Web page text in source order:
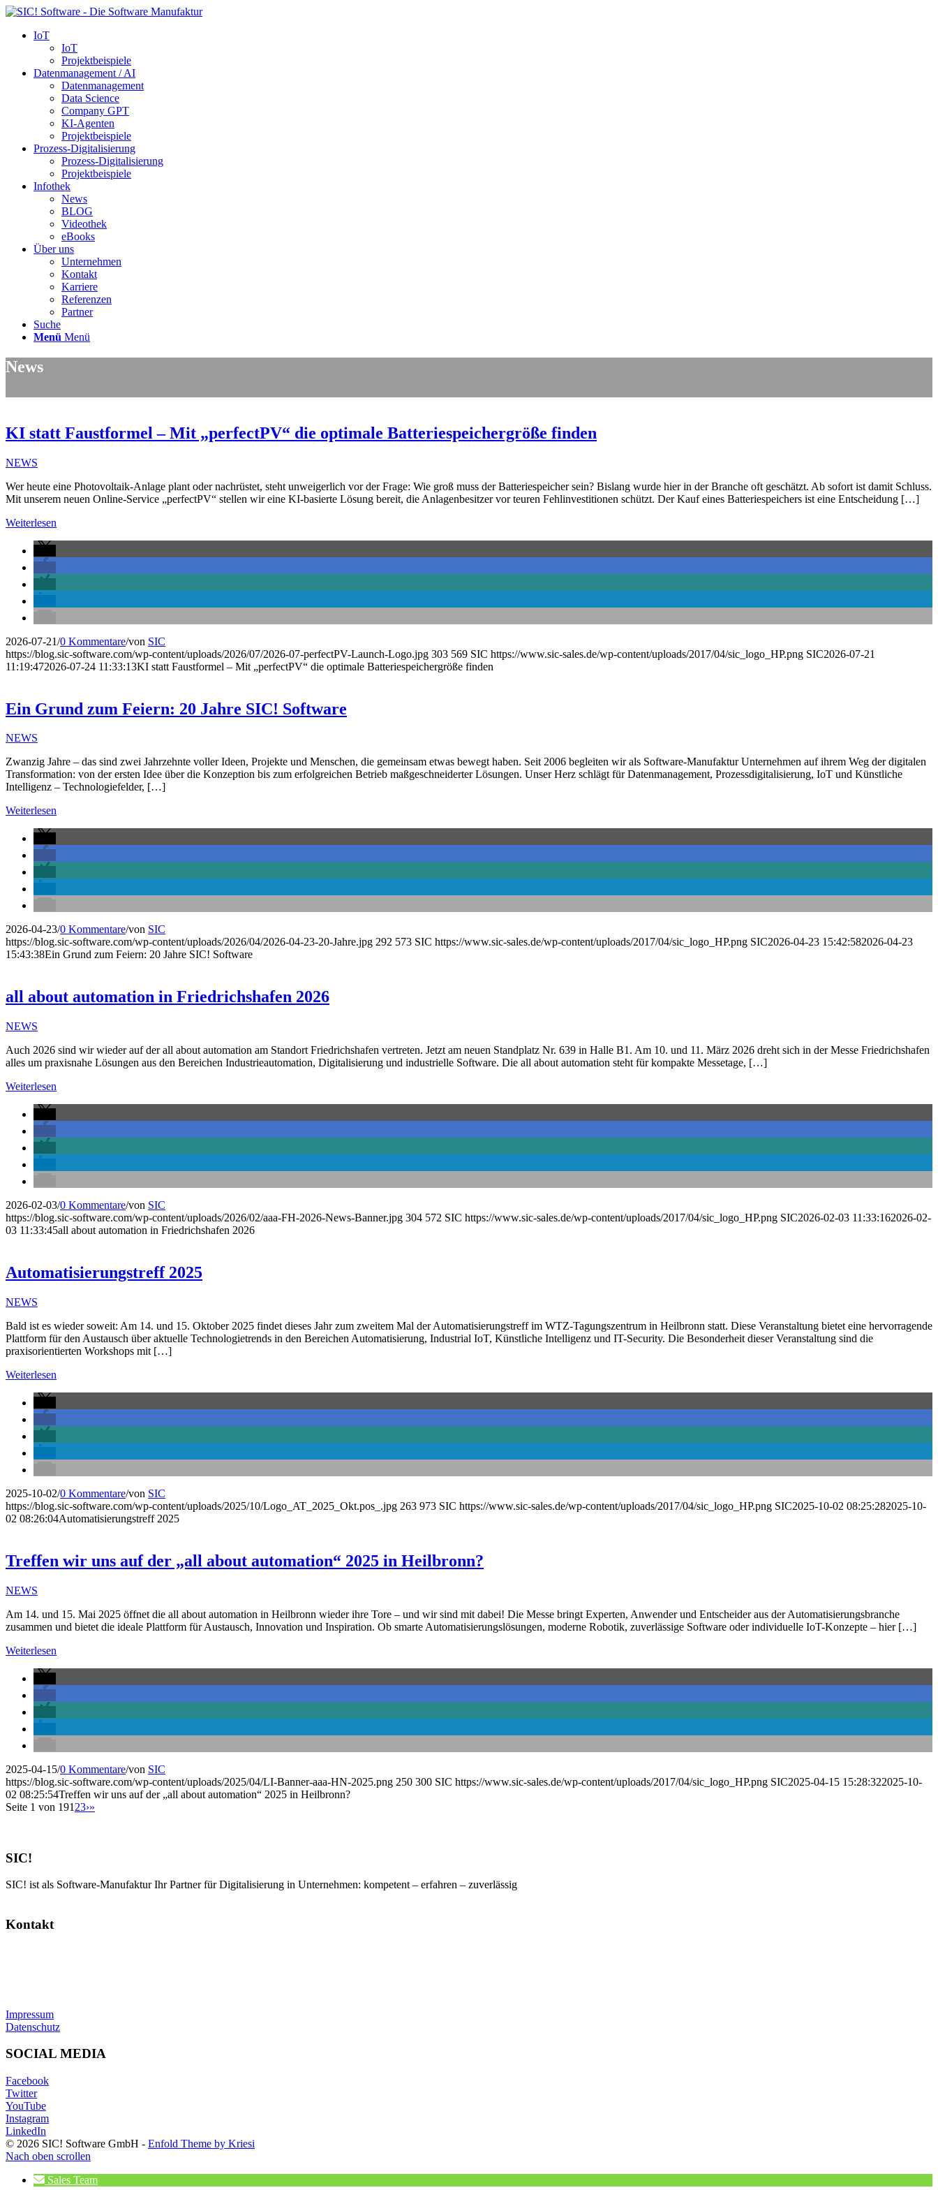
IoT
IoT
Projektbeispiele
Datenmanagement / AI
Datenmanagement
Data Science
Company GPT
KI-Agenten
Projektbeispiele
Prozess-Digitalisierung
Prozess-Digitalisierung
Projektbeispiele
Infothek
News
BLOG
Videothek
eBooks
Über uns
Unternehmen
Kontakt
Karriere
Referenzen
Partner
Suche
Menü Menü
News
KI statt Faustformel – Mit „perfectPV“ die optimale Batteriespeichergröße finden
NEWS
Wer heute eine Photovoltaik-Anlage plant oder nachrüstet, steht unweigerlich vor der Frage: Wie groß muss der Batteriespeicher sein? Bislang wurde hier in der Branche oft geschätzt. Ab sofort ist damit Schluss.
Mit unserem neuen Online-Service „perfectPV“ stellen wir eine KI-basierte Lösung bereit, die Anlagenbesitzer vor teuren Fehlinvestitionen schützt. Der Kauf eines Batteriespeichers ist eine Entscheidung […]
Weiterlesen
2026-07-21/0 Kommentare/von SIC
https://blog.sic-software.com/wp-content/uploads/2026/07/2026-07-perfectPV-Launch-Logo.jpg 303 569 SIC https://www.sic-sales.de/wp-content/uploads/2017/04/sic_logo_HP.png SIC2026-07-21
11:19:472026-07-24 11:33:13KI statt Faustformel – Mit „perfectPV“ die optimale Batteriespeichergröße finden
Ein Grund zum Feiern: 20 Jahre SIC! Software
NEWS
Zwanzig Jahre – das sind zwei Jahrzehnte voller Ideen, Projekte und Menschen, die gemeinsam etwas bewegt haben. Seit 2006 begleiten wir als Software-Manufaktur Unternehmen auf ihrem Weg der digitalen
Transformation: von der ersten Idee über die Konzeption bis zum erfolgreichen Betrieb maßgeschneiderter Lösungen. Unser Herz schlägt für Datenmanagement, Prozessdigitalisierung, IoT und Künstliche
Intelligenz – Technologiefelder, […]
Weiterlesen
2026-04-23/0 Kommentare/von SIC
https://blog.sic-software.com/wp-content/uploads/2026/04/2026-04-23-20-Jahre.jpg 292 573 SIC https://www.sic-sales.de/wp-content/uploads/2017/04/sic_logo_HP.png SIC2026-04-23 15:42:582026-04-23
15:43:38Ein Grund zum Feiern: 20 Jahre SIC! Software
all about automation in Friedrichshafen 2026
NEWS
Auch 2026 sind wir wieder auf der all about automation am Standort Friedrichshafen vertreten. Jetzt am neuen Standplatz Nr. 639 in Halle B1. Am 10. und 11. März 2026 dreht sich in der Messe Friedrichshafen
alles um praxisnahe Lösungen aus den Bereichen Industrieautomation, Digitalisierung und industrielle Software. Die all about automation steht für kompakte Messetage, […]
Weiterlesen
2026-02-03/0 Kommentare/von SIC
https://blog.sic-software.com/wp-content/uploads/2026/02/aaa-FH-2026-News-Banner.jpg 304 572 SIC https://www.sic-sales.de/wp-content/uploads/2017/04/sic_logo_HP.png SIC2026-02-03 11:33:162026-02-
03 11:33:45all about automation in Friedrichshafen 2026
Automatisierungstreff 2025
NEWS
Bald ist es wieder soweit: Am 14. und 15. Oktober 2025 findet dieses Jahr zum zweitem Mal der Automatisierungstreff im WTZ-Tagungszentrum in Heilbronn statt. Diese Veranstaltung bietet eine hervorragende
Plattform für den Austausch über aktuelle Technologietrends in den Bereichen Automatisierung, Industrial IoT, Künstliche Intelligenz und IT-Security. Die Besonderheit dieser Veranstaltung sind die
praxisorientierten Workshops mit […]
Weiterlesen
2025-10-02/0 Kommentare/von SIC
https://blog.sic-software.com/wp-content/uploads/2025/10/Logo_AT_2025_Okt.pos_.jpg 263 973 SIC https://www.sic-sales.de/wp-content/uploads/2017/04/sic_logo_HP.png SIC2025-10-02 08:25:282025-10-
02 08:26:04Automatisierungstreff 2025
Treffen wir uns auf der „all about automation“ 2025 in Heilbronn?
NEWS
Am 14. und 15. Mai 2025 öffnet die all about automation in Heilbronn wieder ihre Tore – und wir sind mit dabei! Die Messe bringt Experten, Anwender und Entscheider aus der Automatisierungsbranche
zusammen und bietet die ideale Plattform für Austausch, Innovation und Inspiration. Ob smarte Automatisierungslösungen, moderne Robotik, zuverlässige Software oder individuelle IoT-Konzepte – hier […]
Weiterlesen
2025-04-15/0 Kommentare/von SIC
https://blog.sic-software.com/wp-content/uploads/2025/04/LI-Banner-aaa-HN-2025.png 250 300 SIC https://www.sic-sales.de/wp-content/uploads/2017/04/sic_logo_HP.png SIC2025-04-15 15:28:322025-10-
02 08:25:54Treffen wir uns auf der „all about automation“ 2025 in Heilbronn?
Seite 1 von 191 23›»
SIC!
SIC! ist als Software-Manufaktur Ihr Partner für Digitalisierung in Unternehmen: kompetent – erfahren – zuverlässig
Kontakt
Impressum
Datenschutz
SOCIAL MEDIA
Facebook
Twitter
YouTube
Instagram
LinkedIn
© 2026 SIC! Software GmbH - Enfold Theme by Kriesi
Nach oben scrollen
Sales Team